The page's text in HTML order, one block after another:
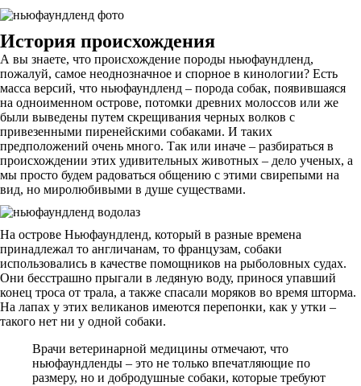
История происхождения
А вы знаете, что происхождение породы ньюфаундленд,
пожалуй, самое неоднозначное и спорное в кинологии? Есть
масса версий, что ньюфаундленд – порода собак, появившаяся
на одноименном острове, потомки древних молоссов или же
были выведены путем скрещивания черных волков с
привезенными пиренейскими собаками. И таких
предположений очень много. Так или иначе – разбираться в
происхождении этих удивительных животных – дело ученых, а
мы просто будем радоваться общению с этими свирепыми на
вид, но миролюбивыми в душе существами.
На острове Ньюфаундленд, который в разные времена
принадлежал то англичанам, то французам, собаки
использовались в качестве помощников на рыболовных судах.
Они бесстрашно прыгали в ледяную воду, принося упавший
конец троса от трала, а также спасали моряков во время шторма.
На лапах у этих великанов имеются перепонки, как у утки –
такого нет ни у одной собаки.
Врачи ветеринарной медицины отмечают, что
ньюфаундленды – это не только впечатляющие по
размеру, но и добродушные собаки, которые требуют